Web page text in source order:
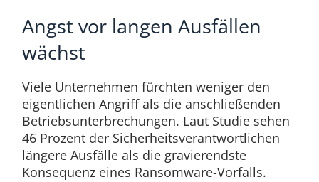
Angst vor langen Ausfällen
wächst
Viele Unternehmen fürchten weniger den
eigentlichen Angriff als die anschließenden
Betriebsunterbrechungen. Laut Studie sehen
46 Prozent der Sicherheitsverantwortlichen
längere Ausfälle als die gravierendste
Konsequenz eines Ransomware-Vorfalls.